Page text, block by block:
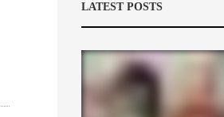
LATEST POSTS